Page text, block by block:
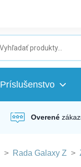
Príslušenstvo
Overené
> Rada Galaxy Z >